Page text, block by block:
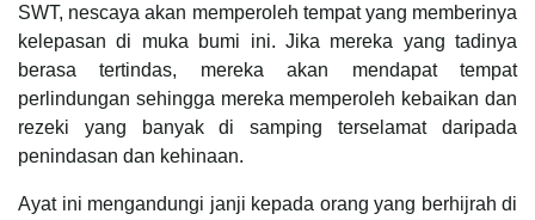
SWT, nescaya akan memperoleh tempat yang memberinya
kelepasan di muka bumi ini. Jika mereka yang tadinya
berasa tertindas, mereka akan mendapat tempat
perlindungan sehingga mereka memperoleh kebaikan dan
rezeki yang banyak di samping terselamat daripada
penindasan dan kehinaan.
Ayat ini mengandungi janji kepada orang yang berhijrah di